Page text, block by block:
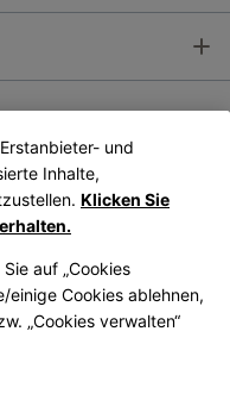
Bose Connect
und
Inhalte,
Klicken Sie
auf „Cookies
einige Cookies ablehnen,
„Cookies verwalten“